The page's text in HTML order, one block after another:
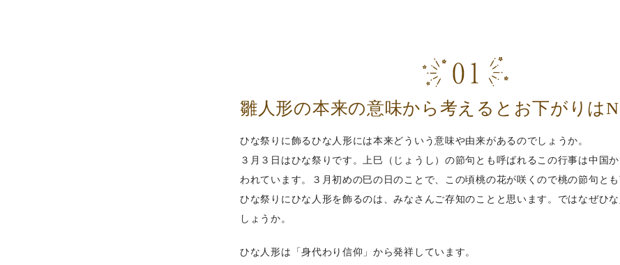
雛人形の本来の意味から考えるとお下がりは
ひな祭りに飾るひな人形には本来どういう意味や由来があるのでしょうか。
３月３日はひな祭りです。上巳（じょうし）の節句とも呼ばれるこの行事は中国
われています。３月初めの巳の日のことで、この頃桃の花が咲くので桃の節句とも
ひな祭りにひな人形を飾るのは、みなさんご存知のことと思います。ではなぜひ
しょうか。
ひな人形は「身代わり信仰」から発祥しています。